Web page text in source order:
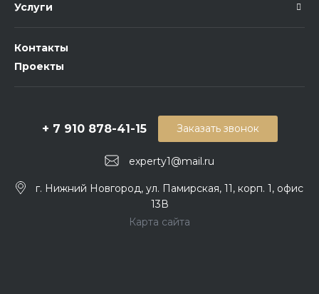
Услуги
Контакты
Проекты
+ 7 910 878-41-15
experty1@mail.ru
Заказать звонок
г. Нижний Новгород, ул. Памирская, 11, корп. 1, офис
13В
Карта сайта